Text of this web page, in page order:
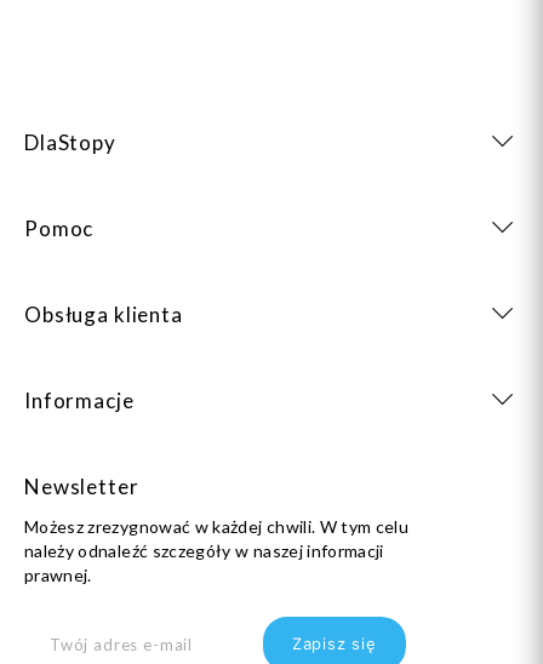
DlaStopy
Pomoc
Obsługa klienta
Informacje
Newsletter
Możesz zrezygnować w każdej chwili. W tym celu
należy odnaleźć szczegóły w naszej informacji
prawnej.